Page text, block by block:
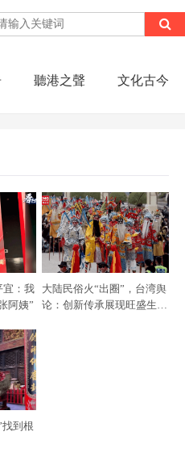
聽港之聲 文化古今
宜：我
阿姨”
大陆民俗火“出圈”，台湾舆
论：创新传承展现旺盛生命
找到根